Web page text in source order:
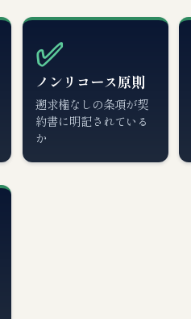
✅
ノンリコース原則
遡求権なしの条項が契
約書に明記されている
か